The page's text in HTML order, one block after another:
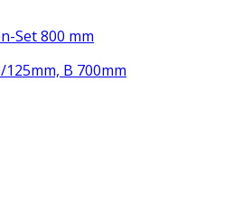
Set 800 mm
B 700mm